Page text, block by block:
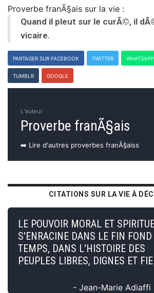
Proverbe franÃ§ais sur la vie :
Quand il pleut sur le curÃ©, il
vicaire.
PARTAGER SUR FACEBOOK TWITTER WHATSAPP
TUMBLR GOOGLE
L'auteur
Proverbe franÃ§ais
➡️ Lire d'autres proverbes franÃ§aiss
CITATIONS SUR LA VIE À
LE POUVOIR MORAL ET
S'ENRACINE DANS LE FIN FOND
TEMPS, DANS L'HISTOIRE DES
PEUPLES LIBRES, DIGNES ET
- Jean-Marie Adiaffi